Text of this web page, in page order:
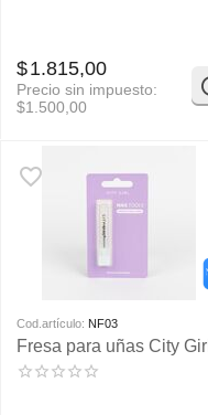
$1.815,00
Precio sin impuesto:
$1.500,00
Cod.artículo: NF03
Fresa para uñas City Girl